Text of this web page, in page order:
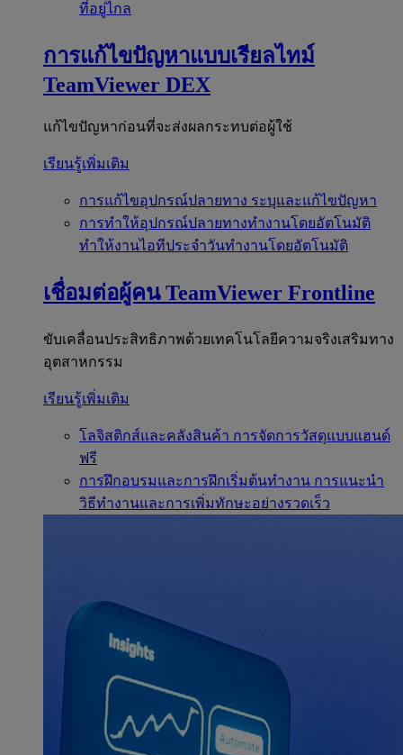
ที่อยู่ไกล
การแก้ไขปัญหาแบบเรียลไทม์
TeamViewer DEX
แก้ไขปัญหาก่อนที่จะส่งผลกระทบต่อผู้ใช้
เรียนรู้เพิ่มเติม
การแก้ไขอุปกรณ์ปลายทาง ระบุและแก้ไขปัญหา
การทำให้อุปกรณ์ปลายทางทำงานโดยอัตโนมัติ
ทำให้งานไอทีประจำวันทำงานโดยอัตโนมัติ
เชื่อมต่อผู้คน TeamViewer Frontline
ขับเคลื่อนประสิทธิภาพด้วยเทคโนโลยีความจริงเสริมทาง
อุตสาหกรรม
เรียนรู้เพิ่มเติม
โลจิสติกส์และคลังสินค้า การจัดการวัสดุแบบแฮนด์
ฟรี
การฝึกอบรมและการฝึกเริ่มต้นทำงาน การแนะนำ
วิธีทำงานและการเพิ่มทักษะอย่างรวดเร็ว